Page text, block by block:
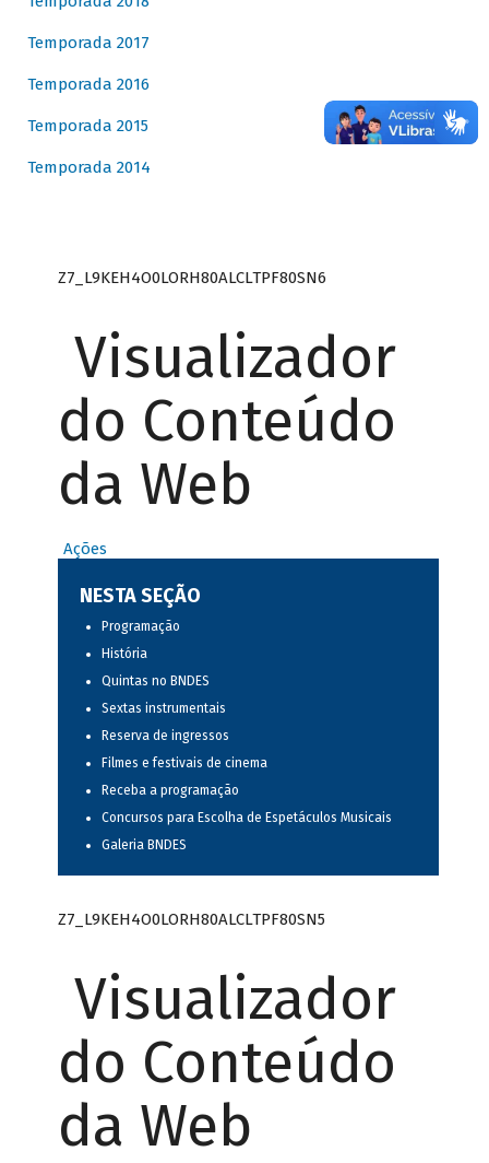
Temporada 2017
Temporada 2016
Temporada 2015
Temporada 2014
Z7_L9KEH4O0LORH80ALCLTPF80SN6
Visualizador
do Conteúdo
da Web
Ações
NESTA SEÇÃO
Programação
História
Quintas no BNDES
Sextas instrumentais
Reserva de ingressos
Filmes e festivais de cinema
Receba a programação
Concursos para Escolha de Espetáculos Musicais
Galeria BNDES
Z7_L9KEH4O0LORH80ALCLTPF80SN5
Visualizador
do Conteúdo
da Web